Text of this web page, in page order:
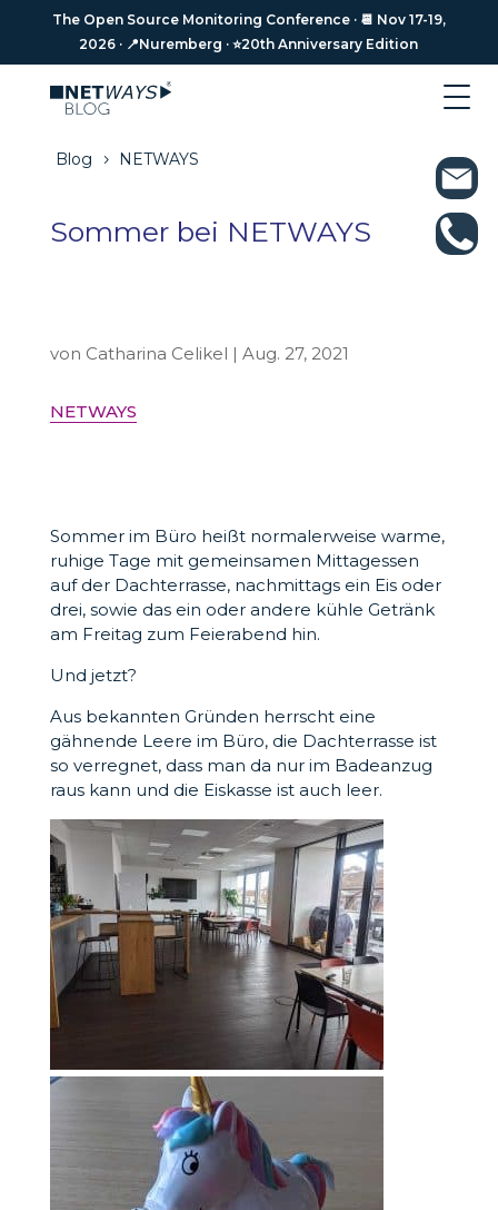
The Open Source Monitoring Conference · 📆 Nov 17-19,
2026 · 📍Nuremberg · ⭐️20th Anniversary Edition
The Open Source Monitoring Conference · 📆 Nov 17-19,
2026 · 📍Nuremberg · ⭐️20th Anniversary Edition
Blog 5 NETWAYS
Sommer bei NETWAYS
von Catharina Celikel | Aug. 27, 2021
NETWAYS
Sommer im Büro heißt normalerweise warme,
ruhige Tage mit gemeinsamen Mittagessen
auf der Dachterrasse, nachmittags ein Eis oder
drei, sowie das ein oder andere kühle Getränk
am Freitag zum Feierabend hin.
Und jetzt?
Aus bekannten Gründen herrscht eine
gähnende Leere im Büro, die Dachterrasse ist
so verregnet, dass man da nur im Badeanzug
raus kann und die Eiskasse ist auch leer.